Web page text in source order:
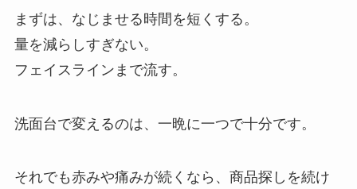
まずは、なじませる時間を短くする。
量を減らしすぎない。
フェイスラインまで流す。
洗面台で変えるのは、一晩に一つで十分です。
それでも赤みや痛みが続くなら、商品探しを続け